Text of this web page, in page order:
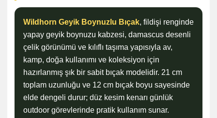
Wildhorn Geyik Boynuzlu Bıçak, fildişi renginde
yapay geyik boynuzu kabzesi, damascus desenli
çelik görünümü ve kılıflı taşıma yapısıyla av,
kamp, doğa kullanımı ve koleksiyon için
hazırlanmış şık bir sabit bıçak modelidir. 21 cm
toplam uzunluğu ve 12 cm bıçak boyu sayesinde
elde dengeli durur; düz kesim kenarı günlük
outdoor görevlerinde pratik kullanım sunar.